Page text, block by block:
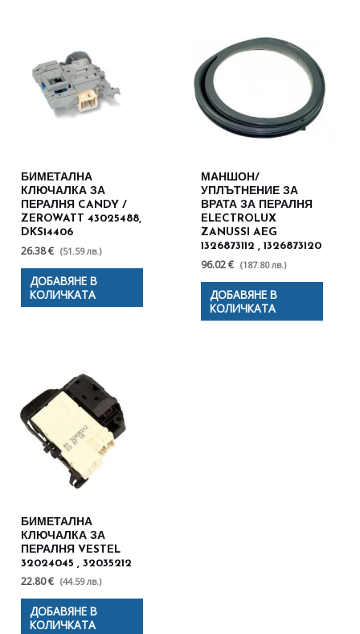
БИМЕТАЛНА
КЛЮЧАЛКА ЗА
ПЕРАЛНЯ CANDY /
ZEROWATT 43025488,
DKS14406
26.38 € (51.59 лв.)
ДОБАВЯНЕ В
КОЛИЧКАТА
МАНШОН/
УПЛЪТНЕНИЕ ЗА
ВРАТА ЗА ПЕРАЛНЯ
ELECTROLUX
ZANUSSI AEG
1326873112 , 1326873120
96.02 € (187.80 лв.)
ДОБАВЯНЕ В
КОЛИЧКАТА
БИМЕТАЛНА
КЛЮЧАЛКА ЗА
ПЕРАЛНЯ VESTEL
32024045 , 32035212
22.80 € (44.59 лв.)
ДОБАВЯНЕ В
КОЛИЧКАТА